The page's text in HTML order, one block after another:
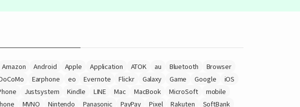
Amazon Android Apple Application ATOK au Bluetooth
Browser
Earphone eo Evernote Flickr Galaxy Game Google
iOS
Justsystem Kindle LINE Mac MacBook MicroSoft
mobile
MVNO Nintendo Panasonic PayPay Pixel Rakuten
SoftBank